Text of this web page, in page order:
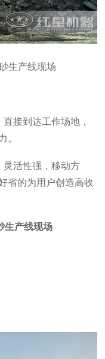
生产线现场
接到达工作场地，
。
灵活性强，移动方
省的为用户创造高收
生产线现场